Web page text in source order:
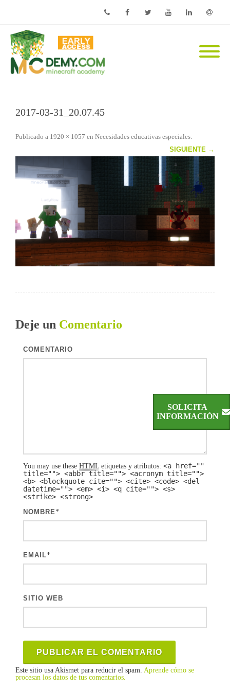
2017-03-31_20.07.45
Publicado a 1920 × 1057 en Necesidades educativas especiales
SIGUIENTE →
Deje un Comentario
COMENTARIO
You may use these HTML etiquetas y atributos: <a href=""
title=""> <abbr title=""> <acronym title="">
<b> <blockquote cite=""> <cite> <code> <del
datetime=""> <em> <i> <q cite=""> <s>
<strike> <strong>
NOMBRE*
EMAIL*
SITIO WEB
Este sitio usa Akismet para reducir el spam. Aprende cómo se
procesan los datos de tus comentarios.
SOLICITA
INFORMACIÓN